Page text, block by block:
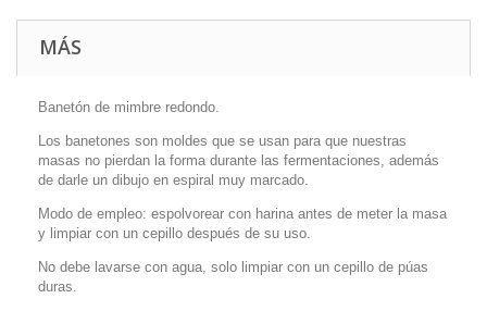
MÁS
Banetón de mimbre redondo.
Los banetones son moldes que se usan para que nuestras
masas no pierdan la forma durante las fermentaciones, además
de darle un dibujo en espiral muy marcado.
Modo de empleo: espolvorear con harina antes de meter la masa
y limpiar con un cepillo después de su uso.
No debe lavarse con agua, solo limpiar con un cepillo de púas
duras.